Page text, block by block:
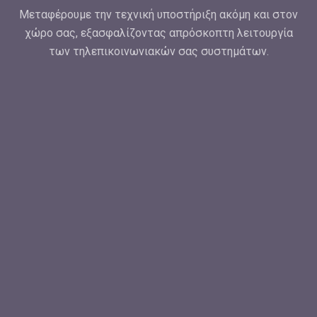
Μεταφέρουμε την τεχνική υποστήριξη ακόμη και στον
χώρο σας, εξασφαλίζοντας απρόσκοπτη λειτουργία
των τηλεπικοινωνιακών σας συστημάτων.